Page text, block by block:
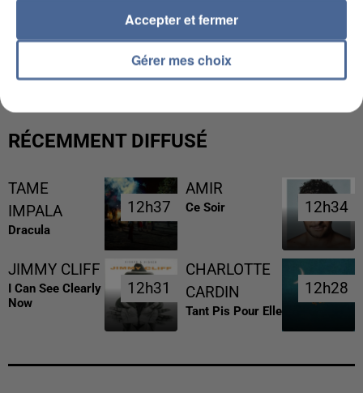
L’UN DES FONDATEURS SUPPOSÉS DE LA DZ
MAFIA INTERPELLÉ EN ALGÉRIE
RÉCEMMENT DIFFUSÉ
TAME
IMPALA
Dracula
12h37
12h37
AMIR
Ce Soir 12h34
12h34
JIMMY CLIFF
I Can See Clearly
Now
12h31
12h31
CHARLOTTE
CARDIN
Tant Pis Pour Elle
12h28
12h28
Gérer mes choix
Accepter et fermer